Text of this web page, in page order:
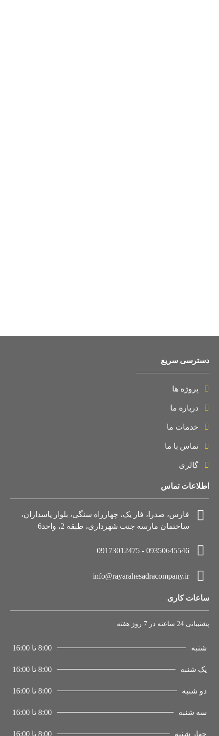
دسترسی سریع
پروژه ها
درباره ما
خدمات ما
تماس با ما
گالری
اطلاعات تماس
فارس، صدرا، فاز یک، چهارراه سنگی، بلوار پاسداران،
ساختمان مارسه جنب شهرداری، طبقه 2، واحد6
09350645546 - 09173012475
info@rayarahesadracompany.ir
ساعات کاری
پشتیبانی 24 ساعته در 7 روز هفته
شنبه 8:00 تا 16:00
یک شنبه 8:00 تا 16:00
دو شنبه 8:00 تا 16:00
سه شنبه 8:00 تا 16:00
چهار شنبه 8:00 تا 16:00